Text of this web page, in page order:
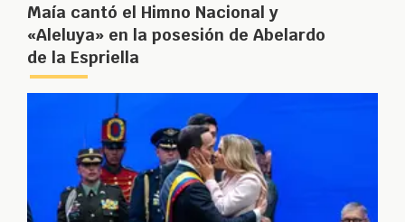
Maía cantó el Himno Nacional y
«Aleluya» en la posesión de Abelardo
de la Espriella